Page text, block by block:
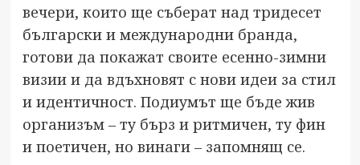
вечери, които ще съберат над тридесет
български и международни бранда,
готови да покажат своите есенно-зимни
визии и да вдъхновят с нови идеи за стил
и идентичност. Подиумът ще бъде жив
организъм – ту бърз и ритмичен, ту фин
и поетичен, но винаги – запомнящ се.